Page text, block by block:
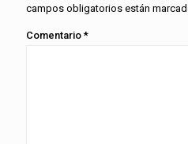
campos obligatorios están
Comentario *